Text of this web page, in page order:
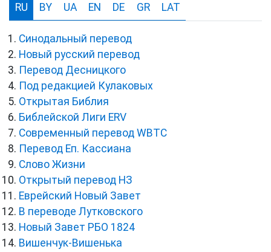
RU BY UA EN DE GR LAT
Синодальный перевод
Новый русский перевод
Перевод Десницкого
Под редакцией Кулаковых
Открытая Библия
Библейской Лиги ERV
Cовременный перевод WBTC
Перевод Еп. Кассиана
Слово Жизни
Открытый перевод НЗ
Еврейский Новый Завет
В переводе Лутковского
Новый Завет РБО 1824
Вишенчук-Вишенька